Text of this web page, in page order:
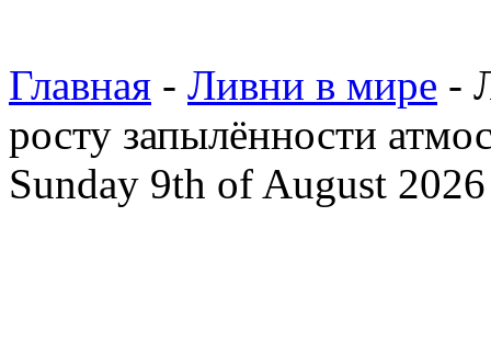
Главная - Ливни в мире -
росту запылённости
Sunday 9th of August 2026